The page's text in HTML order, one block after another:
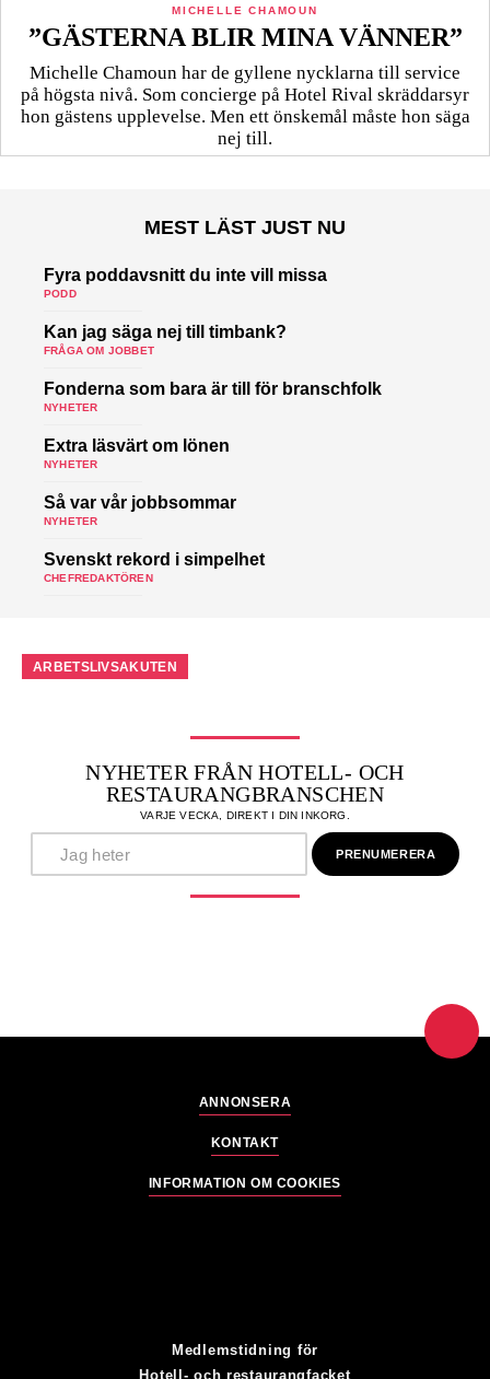
MICHELLE CHAMOUN
”GÄSTERNA BLIR MINA VÄNNER”
Michelle Chamoun har de gyllene nycklarna till service
på högsta nivå. Som concierge på Hotel Rival skräddarsyr
hon gästens upp­levelse. Men ett önskemål måste hon säga
nej till.
MEST LÄST JUST NU
Fyra poddavsnitt du inte vill missa
PODD
Kan jag säga nej till timbank?
FRÅGA OM JOBBET
Fonderna som bara är till för branschfolk
NYHETER
Extra läsvärt om lönen
NYHETER
Så var vår jobbsommar
NYHETER
Svenskt rekord i simpelhet
CHEFREDAKTÖREN
ARBETSLIVSAKUTEN
NYHETER FRÅN HOTELL- OCH
RESTAURANGBRANSCHEN
VARJE VECKA, DIREKT I DIN INKORG.
ANNONSERA
KONTAKT
INFORMATION OM COOKIES
Medlemstidning för
Hotell- och restaurangfacket